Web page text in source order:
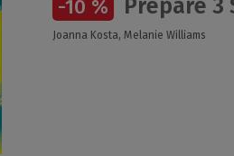
-10 % Prepare
Joanna Kosta, Melanie Williams